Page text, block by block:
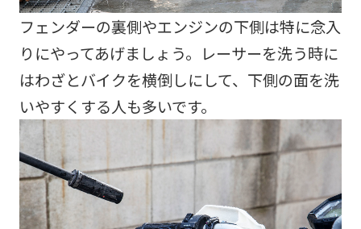
フェンダーの裏側やエンジンの下側は特に念入
りにやってあげましょう。レーサーを洗う時に
はわざとバイクを横倒しにして、下側の面を洗
いやすくする人も多いです。